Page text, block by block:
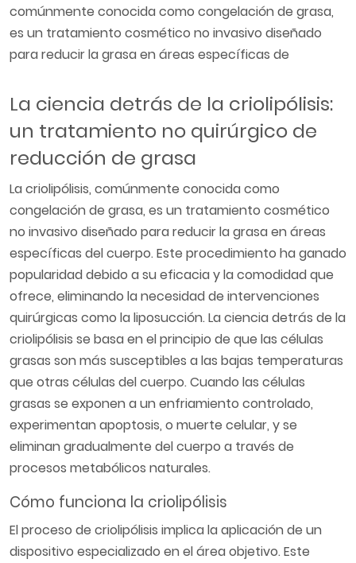
comúnmente conocida como congelación de grasa,
es un tratamiento cosmético no invasivo diseñado
para reducir la grasa en áreas específicas de
La ciencia detrás de la criolipólisis:
un tratamiento no quirúrgico de
reducción de grasa
La criolipólisis, comúnmente conocida como
congelación de grasa, es un tratamiento cosmético
no invasivo diseñado para reducir la grasa en áreas
específicas del cuerpo. Este procedimiento ha ganado
popularidad debido a su eficacia y la comodidad que
ofrece, eliminando la necesidad de intervenciones
quirúrgicas como la liposucción. La ciencia detrás de la
criolipólisis se basa en el principio de que las células
grasas son más susceptibles a las bajas temperaturas
que otras células del cuerpo. Cuando las células
grasas se exponen a un enfriamiento controlado,
experimentan apoptosis, o muerte celular, y se
eliminan gradualmente del cuerpo a través de
procesos metabólicos naturales.
Cómo funciona la criolipólisis
El proceso de criolipólisis implica la aplicación de un
dispositivo especializado en el área objetivo. Este